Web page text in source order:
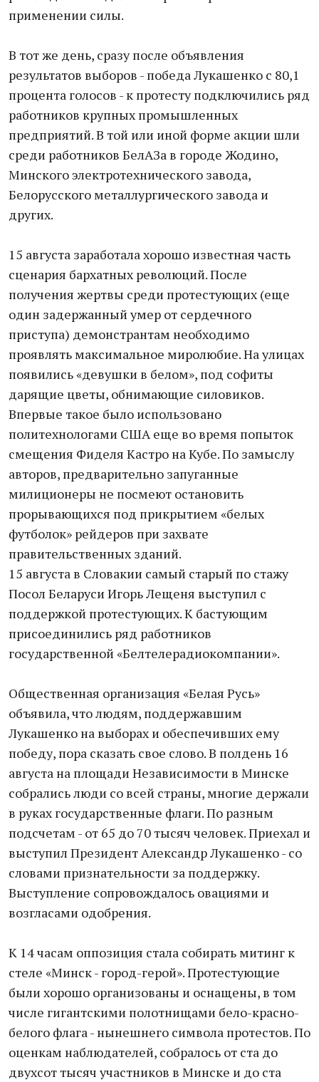
применении силы.
В тот же день, сразу после объявления
результатов выборов - победа Лукашенко с 80,1
процента голосов - к протесту подключились ряд
работников крупных промышленных
предприятий. В той или иной форме акции шли
среди работников БелАЗа в городе Жодино,
Минского электротехнического завода,
Белорусского металлургического завода и
других.
15 августа заработала хорошо известная часть
сценария бархатных революций. После
получения жертвы среди протестующих (еще
один задержанный умер от сердечного
приступа) демонстрантам необходимо
проявлять максимальное миролюбие. На улицах
появились «девушки в белом», под софиты
дарящие цветы, обнимающие силовиков.
Впервые такое было использовано
политехнологами США еще во время попыток
смещения Фиделя Кастро на Кубе. По замыслу
авторов, предварительно запуганные
милиционеры не посмеют остановить
прорывающихся под прикрытием «белых
футболок» рейдеров при захвате
правительственных зданий.
15 августа в Словакии самый старый по стажу
Посол Беларуси Игорь Лещеня выступил с
поддержкой протестующих. К бастующим
присоединились ряд работников
государственной «Белтелерадиокомпании».
Общественная организация «Белая Русь»
объявила, что людям, поддержавшим
Лукашенко на выборах и обеспечивших ему
победу, пора сказать свое слово. В полдень 16
августа на площади Независимости в Минске
собрались люди со всей страны, многие держали
в руках государственные флаги. По разным
подсчетам - от 65 до 70 тысяч человек. Приехал и
выступил Президент Александр Лукашенко - со
словами признательности за поддержку.
Выступление сопровождалось овациями и
возгласами одобрения.
К 14 часам оппозиция стала собирать митинг к
стеле «Минск - город-герой». Протестующие
были хорошо организованы и оснащены, в том
числе гигантскими полотнищами бело-красно-
белого флага - нынешнего символа протестов. По
оценкам наблюдателей, собралось от ста до
двухсот тысяч участников в Минске и до ста